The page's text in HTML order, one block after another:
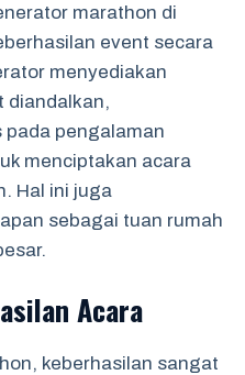
marathon di
event secara
menyediakan
diandalkan,
pengalaman
menciptakan acara
Hal ini juga
sebagai tuan rumah
Acara
keberhasilan sangat